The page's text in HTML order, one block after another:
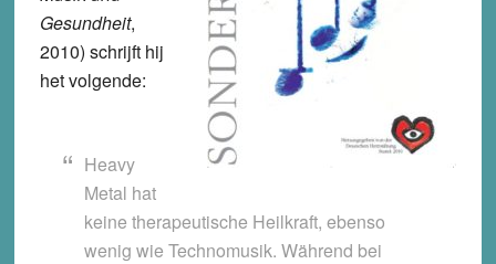
Gesundheit,
2010) schrijft hij
het volgende:
Heavy
Metal hat
keine therapeutische Heilkraft, ebenso
wenig wie Technomusik. Während bei